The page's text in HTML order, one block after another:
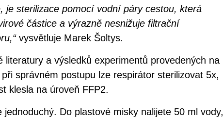
je sterilizace pomocí vodní páry cestou, která
částice a výrazně nesnižuje filtrační
vysvětluje Marek Šoltys.
literatury a výsledků experimentů provedených na
správném postupu lze respirátor sterilizovat 5x,
klesla na úroveň FFP2.
jednoduchý. Do plastové misky nalijete 50 ml vody,